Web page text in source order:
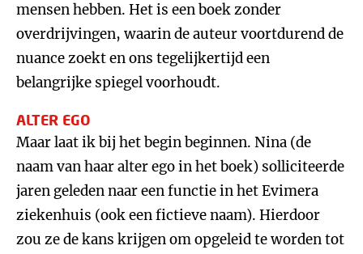
mensen hebben. Het is een boek zonder
overdrijvingen, waarin de auteur voortdurend de
nuance zoekt en ons tegelijkertijd een
belangrijke spiegel voorhoudt.
ALTER EGO
Maar laat ik bij het begin beginnen. Nina (de
naam van haar alter ego in het boek) solliciteerde
jaren geleden naar een functie in het Evimera
ziekenhuis (ook een fictieve naam). Hierdoor
zou ze de kans krijgen om opgeleid te worden tot